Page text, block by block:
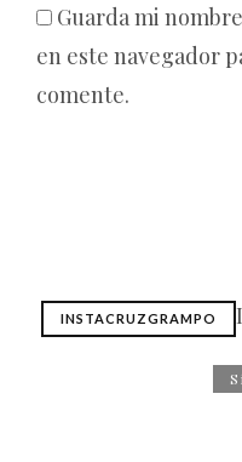
Guarda mi
en este navegador
comente.
INSTACRUZGRAMPO